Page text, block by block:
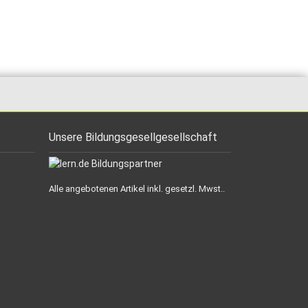
Unsere Bildungsgesellgesellschaft
Alle angebotenen Artikel inkl. gesetzl. Mwst..